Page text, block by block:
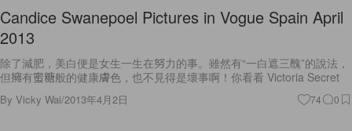
Candice Swanepoel Pictures in Vogue Spain April
2013
除了減肥，美白便是女生一生在努力的事。雖然有“一白遮三醜”的說法，
但擁有蜜糖般的健康膚色，也不見得是壞事啊！你看看 Victoria Secret
By Vicky Wai/2013年4月2日 74 0